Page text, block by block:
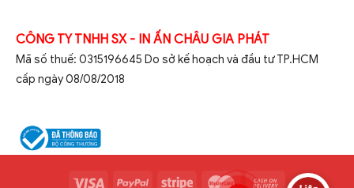
CÔNG TY TNHH SX - IN ẤN CHÂU GIA PHÁT
Mã số thuế: 0315196645 Do sở kế hoạch và đầu tư TP.HCM
cấp ngày 08/08/2018